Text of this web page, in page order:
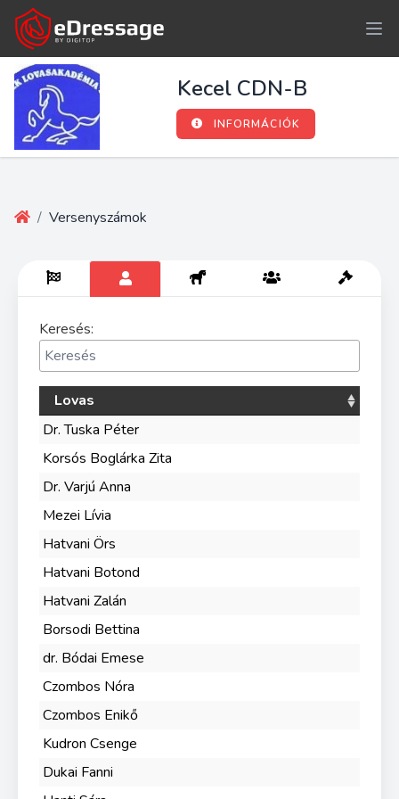
Kecel CDN-B
INFORMÁCIÓK
/ Versenyszámok
Keresés:
Lovas
Dr. Tuska Péter
Korsós Boglárka Zita
Dr. Varjú Anna
Mezei Lívia
Hatvani Örs
Hatvani Botond
Hatvani Zalán
Borsodi Bettina
dr. Bódai Emese
Czombos Nóra
Czombos Enikő
Kudron Csenge
Dukai Fanni